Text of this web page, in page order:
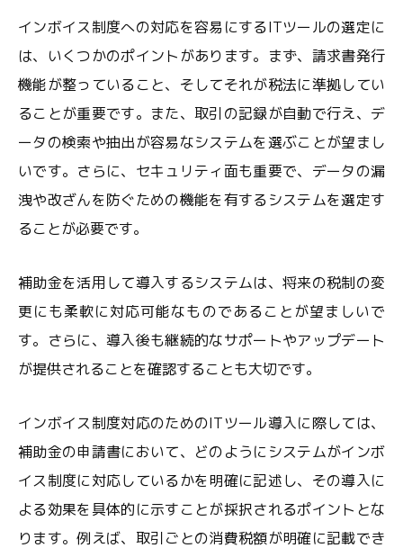
インボイス制度への対応を容易にするITツールの選定に
は、いくつかのポイントがあります。まず、請求書発行
機能が整っていること、そしてそれが税法に準拠してい
ることが重要です。また、取引の記録が自動で行え、デ
ータの検索や抽出が容易なシステムを選ぶことが望まし
いです。さらに、セキュリティ面も重要で、データの漏
洩や改ざんを防ぐための機能を有するシステムを選定す
ることが必要です。
補助金を活用して導入するシステムは、将来の税制の変
更にも柔軟に対応可能なものであることが望ましいで
す。さらに、導入後も継続的なサポートやアップデート
が提供されることを確認することも大切です。
インボイス制度対応のためのITツール導入に際しては、
補助金の申請書において、どのようにシステムがインボ
イス制度に対応しているかを明確に記述し、その導入に
よる効果を具体的に示すことが採択されるポイントとな
ります。例えば、取引ごとの消費税額が明確に記載でき